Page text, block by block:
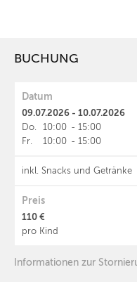
BUCHUNG
Datum
09.07.2026 - 10.07.2026
Do. 10:00 - 15:00
Fr.
10:00 - 15:00
inkl. Snacks und Getränke
Preis
110 €
pro Kind
Informationen zur